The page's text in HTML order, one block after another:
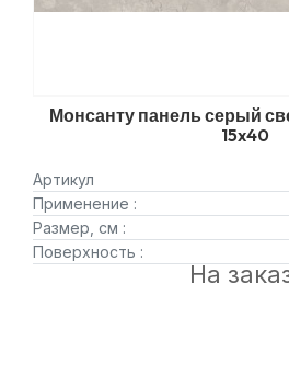
Монсанту панель серый
15x40
Артикул
Применение :
Размер, см :
Поверхность :
На